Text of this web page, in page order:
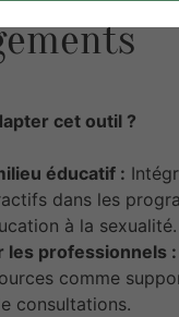
cet outil ?
éducatif :
dans les
à la sexualité.​
les professionnels :
comme
consultations.​